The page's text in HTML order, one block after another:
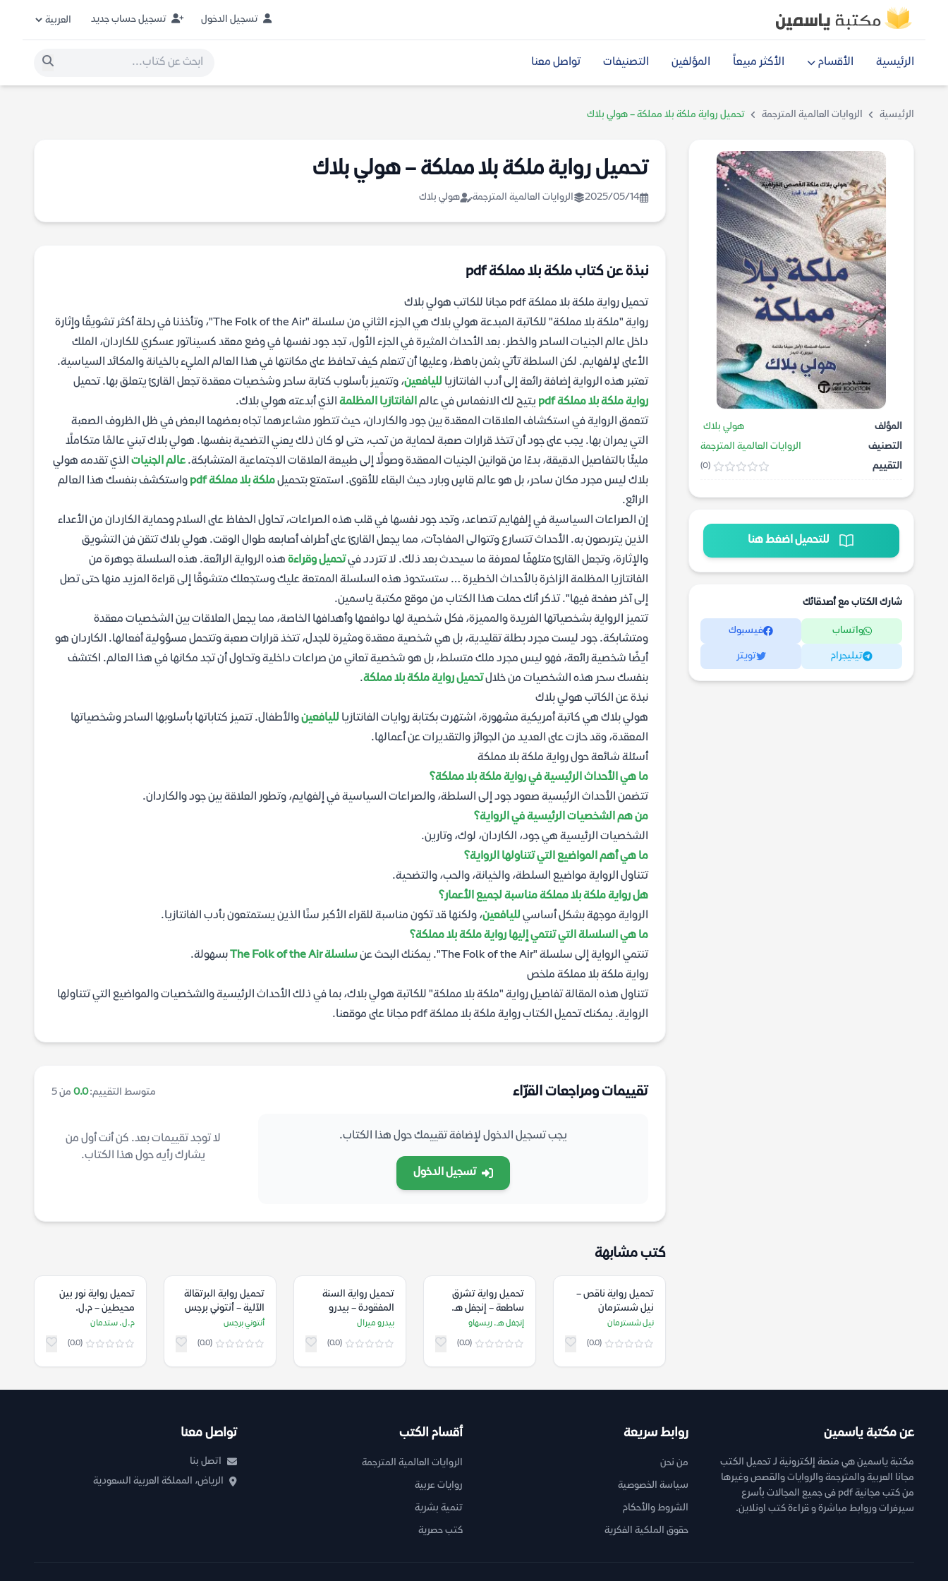
تسجيل الدخول تسجيل حساب جديد
الرئيسية الأقسام الأكثر مبيعاً المؤلفين التصنيفات تواصل معنا
الرئيسية الروايات العالمية المترجمة تحميل رواية ملكة بلا مملكة – هولي بلاك
المؤلف
هولي بلاك
التصنيف
الروايات العالمية المترجمة
التقييم
(0)
للتحميل اضغط هنا
شارك الكتاب مع أصدقائك
واتساب فيسبوك
تيليجرام تويتر
تحميل رواية ملكة بلا مملكة – هولي بلاك
2025/05/14 الروايات العالمية المترجمة هولي بلاك
نبذة عن كتاب ملكة بلا مملكة pdf
تحميل رواية ملكة بلا مملكة pdf مجانا للكاتب هولي بلاك
رواية "ملكة بلا مملكة" للكاتبة المبدعة هولي بلاك هي الجزء الثاني من سلسلة "The Folk of the Air"، وتأخذنا في رحلة أكثر تشويقًا وإثارة
داخل عالم الجنيات الساحر والخطر. بعد الأحداث المثيرة في الجزء الأول، تجد جود نفسها في وضع معقد كسيناتور عسكري للكاردان، الملك
الأعلى لإلفهايم. لكن السلطة تأتي بثمن باهظ، وعليها أن تتعلم كيف تحافظ على مكانتها في هذا العالم المليء بالخيانة والمكائد السياسية.
تعتبر هذه الرواية إضافة رائعة إلى أدب الفانتازيا لليافعين، وتتميز بأسلوب كتابة ساحر وشخصيات معقدة تجعل القارئ يتعلق بها. تحميل
رواية ملكة بلا مملكة pdf
يتيح لك الانغماس في عالمالفانتازيا المظلمة الذي أبدعته هولي بلاك.
تتعمق الرواية في استكشاف العلاقات المعقدة بين جود والكاردان، حيث تتطور مشاعرهما تجاه بعضهما البعض في ظل الظروف الصعبة
التي يمران بها. يجب على جود أن تتخذ قرارات صعبة لحماية من تحب، حتى لو كان ذلك يعني التضحية بنفسها. هولي بلاك تبني عالمًا متكاملًا
مليئًا بالتفاصيل الدقيقة، بدءًا من قوانين الجنيات المعقدة وصولًا إلى طبيعة العلاقات الاجتماعية المتشابكة. عالم الجنيات الذي تقدمه هولي
بلاك ليس مجرد مكان ساحر، بل هو عالم قاسٍ وبارد حيث البقاء للأقوى. استمتع بتحميلملكة بلا مملكة pdf
واستكشف بنفسك هذا العالم
الرائع.
إن الصراعات السياسية في إلفهايم تتصاعد، وتجد جود نفسها في قلب هذه الصراعات، تحاول الحفاظ على السلام وحماية الكاردان من الأعداء
الذين يتربصون به. الأحداث تتسارع وتتوالى المفاجآت، مما يجعل القارئ على أطراف أصابعه طوال الوقت. هولي بلاك تتقن فن التشويق
والإثارة، وتجعل القارئ متلهفًا لمعرفة ما سيحدث بعد ذلك. لا تتردد فيتحميل وقراءة هذه الرواية الرائعة. هذه السلسلة جوهرة من
الفانتازيا المظلمة الزاخرة بالأحداث الخطيرة … ستستحوذ هذه السلسلة الممتعة عليك وستجعلك متشوقًا إلى قراءة المزيد منها حتى تصل
إلى آخر صفحة فيها". تذكر أنك حملت هذا الكتاب من موقع مكتبة ياسمين.
تتميز الرواية بشخصياتها الفريدة والمميزة، فكل شخصية لها دوافعها وأهدافها الخاصة، مما يجعل العلاقات بين الشخصيات معقدة
ومتشابكة. جود ليست مجرد بطلة تقليدية، بل هي شخصية معقدة ومثيرة للجدل، تتخذ قرارات صعبة وتتحمل مسؤولية أفعالها. الكاردان هو
أيضًا شخصية رائعة، فهو ليس مجرد ملك متسلط، بل هو شخصية تعاني من صراعات داخلية وتحاول أن تجد مكانها في هذا العالم. اكتشف
بنفسك سحر هذه الشخصيات من خلالتحميل رواية ملكة بلا مملكة.
نبذة عن الكاتب هولي بلاك
هولي بلاك هي كاتبة أمريكية مشهورة، اشتهرت بكتابة روايات الفانتازيا لليافعينوالأطفال. تتميز كتاباتها بأسلوبها الساحر وشخصياتها
المعقدة، وقد حازت على العديد من الجوائز والتقديرات عن أعمالها.
أسئلة شائعة حول رواية ملكة بلا مملكة
ما هي الأحداث الرئيسية في رواية ملكة بلا مملكة؟
تتضمن الأحداث الرئيسية صعود جود إلى السلطة، والصراعات السياسية في إلفهايم، وتطور العلاقة بين جود والكاردان.
من هم الشخصيات الرئيسية في الرواية؟
الشخصيات الرئيسية هي جود، الكاردان، لوك، وتارين.
ما هي أهم المواضيع التي تتناولها الرواية؟
تتناول الرواية مواضيع السلطة، والخيانة، والحب، والتضحية.
هل رواية ملكة بلا مملكة مناسبة لجميع الأعمار؟
الرواية موجهة بشكل أساسي لليافعين، ولكنها قد تكون مناسبة للقراء الأكبر سنًا الذين يستمتعون بأدب الفانتازيا.
ما هي السلسلة التي تنتمي إليها رواية ملكة بلا مملكة؟
تنتمي الرواية إلى سلسلة "The Folk of the Air". يمكنك البحث عن
سلسلة The Folk of the Air
بسهولة.
رواية ملكة بلا مملكة ملخص
تتناول هذه المقالة تفاصيل رواية "ملكة بلا مملكة" للكاتبة هولي بلاك، بما في ذلك الأحداث الرئيسية والشخصيات والمواضيع التي تتناولها
الرواية. يمكنك تحميل الكتاب رواية ملكة بلا مملكة pdf مجانا على موقعنا.
تقييمات ومراجعات القرّاء متوسط التقييم:0.0 من 5
يجب تسجيل الدخول لإضافة تقييمك حول هذا الكتاب.
تسجيل الدخول
لا توجد تقييمات بعد. كن أنت أول من
يشارك رأيه حول هذا الكتاب.
كتب مشابهة
تحميل رواية ناقص –
نيل شسترمان
نيل شسترمان
(0.0)
تحميل رواية تشرق
ساطعة – إنجفل هـ.
ريسهاو
إنجفل هـ. ريسهاو
(0.0)
تحميل رواية السنة
المفقودة – بيدرو
ميرال
بيدرو ميرال
(0.0)
تحميل رواية البرتقالة
الآلية – أنتوني برجس
أنتوني برجس
(0.0)
تحميل رواية نور بين
محيطين – م.ل.
ستدمان
م.ل. ستدمان
(0.0)
عن مكتبة ياسمين
مكتبة ياسمين هي منصة إلكترونية لـ تحميل الكتب
مجانا العربية والمترجمة والروايات والقصص وغيرها
من كتب مجانية pdf فى جميع المجالات بأسرع
سيرفرات وروابط مباشرة و قراءة كتب اونلاين.
روابط سريعة
من نحن
سياسة الخصوصية
الشروط والأحكام
حقوق الملكية الفكرية
أقسام الكتب
الروايات العالمية المترجمة
روايات عربية
تنمية بشرية
كتب حصرية
تواصل معنا
اتصل بنا
الرياض، المملكة العربية السعودية